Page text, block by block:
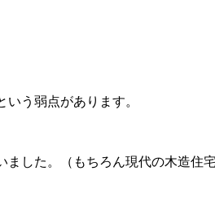
う弱点があります。
した。（もちろん現代の木造住